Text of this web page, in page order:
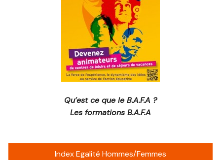
Qu’est ce que le B.A.F.A ?
Les formations B.A.F.A
Index Egalité Hommes/Femmes